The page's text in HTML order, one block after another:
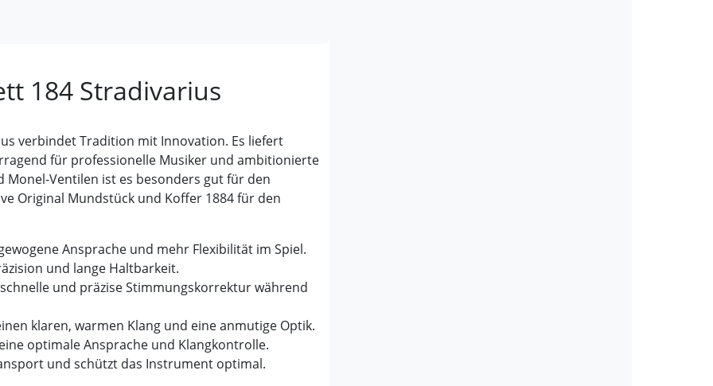
184 Stradivarius
verbindet Tradition mit Innovation. Es liefert
für professionelle Musiker und ambitionierte
Monel-Ventilen ist es besonders gut für den
Original Mundstück und Koffer 1884 für den
Ansprache und mehr Flexibilität im Spiel.
und lange Haltbarkeit.
und präziseStimmungskorrekturwährend
klaren, warmen Klang und eineanmutige Optik.
optimale Ansprache und Klangkontrolle.
und schützt das Instrument optimal.